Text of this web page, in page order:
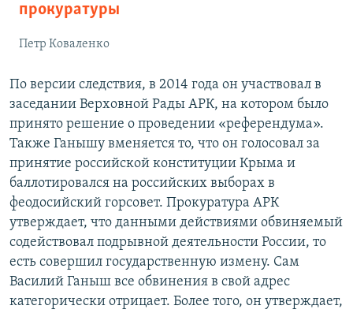
прокуратуры
Петр Коваленко
По версии следствия, в 2014 года он участвовал в
заседании Верховной Рады АРК, на котором было
принято решение о проведении «референдума».
Также Ганышу вменяется то, что он голосовал за
принятие российской конституции Крыма и
баллотировался на российских выборах в
феодосийский горсовет. Прокуратура АРК
утверждает, что данными действиями обвиняемый
содействовал подрывной деятельности России, то
есть совершил государственную измену. Сам
Василий Ганыш все обвинения в свой адрес
категорически отрицает. Более того, он утверждает,